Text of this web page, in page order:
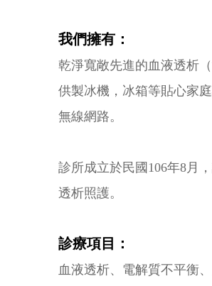
我們擁有：
乾淨寬敞先進的血液透析
供製冰機，冰箱等貼心家
無線網路。
診所成立於民國106年8月
透析照護。
診療項目：
血液透析、電解質不平衡